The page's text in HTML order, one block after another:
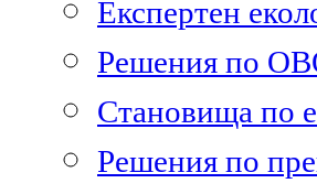
Експертен
Решения по
Становища по
Решения по